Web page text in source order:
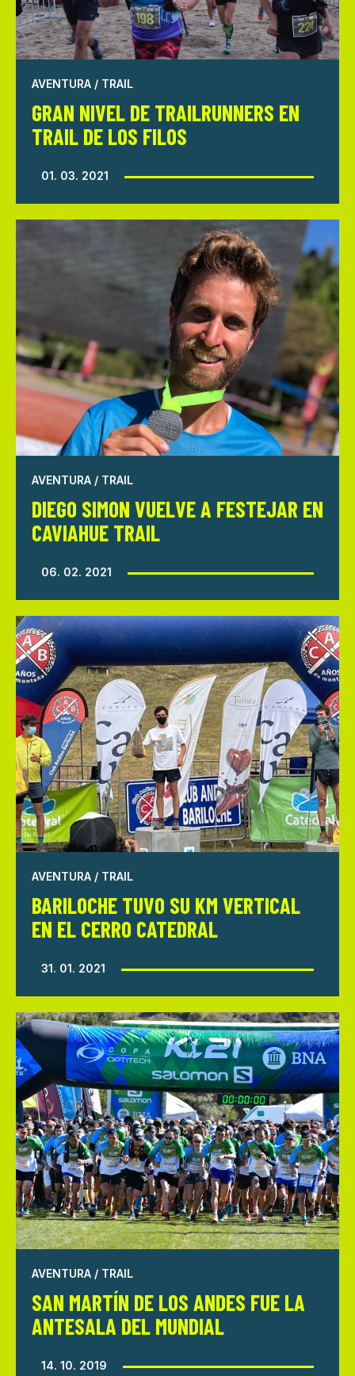
AVENTURA / TRAIL
GRAN NIVEL DE TRAILRUNNERS EN
TRAIL DE LOS FILOS
01. 03. 2021
AVENTURA / TRAIL
DIEGO SIMON VUELVE A FESTEJAR EN
CAVIAHUE TRAIL
06. 02. 2021
AVENTURA / TRAIL
BARILOCHE TUVO SU KM VERTICAL
EN EL CERRO CATEDRAL
31. 01. 2021
AVENTURA / TRAIL
SAN MARTÍN DE LOS ANDES FUE LA
ANTESALA DEL MUNDIAL
14. 10. 2019